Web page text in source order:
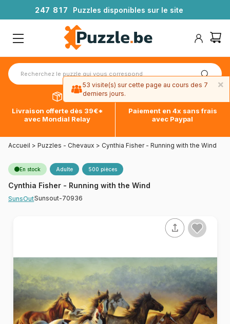
247 81 7 Puzzles disponibles sur le site
Livraison offerte dès 39€*
avec Mondial Relay
Paiement en 4x sans frais
avec Paypal
Accueil > Puzzles - Chevaux > Cynthia Fisher - Running with the Wind
En stock Adulte 500 pièces
Cynthia Fisher - Running with the Wind
SunsOutSunsout-70936
×
53 visite(s) sur cette page au cours des 7
derniers jours.